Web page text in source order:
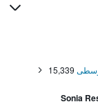
15,339
Sonia